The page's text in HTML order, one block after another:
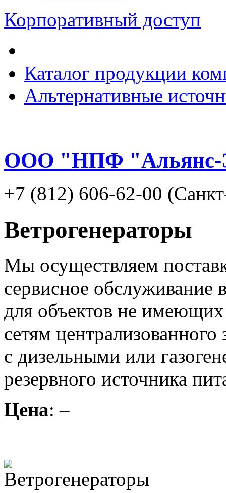
Корпоративный доступ
Каталог продукции
Альтернативные
ООО "НПФ "Альянс-
+7 (812) 606-62-00
Ветрогенераторы
Мы осуществляем
сервисное обслуживание
для объектов не
сетям
с дизельными или
резервного источника
Цена: –